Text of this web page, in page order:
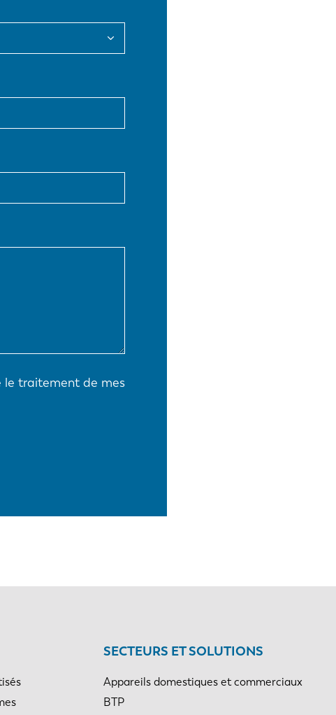
le traitement de mes
SECTEURS ET SOLUTIONS
Appareils domestiques et commerciaux
BTP